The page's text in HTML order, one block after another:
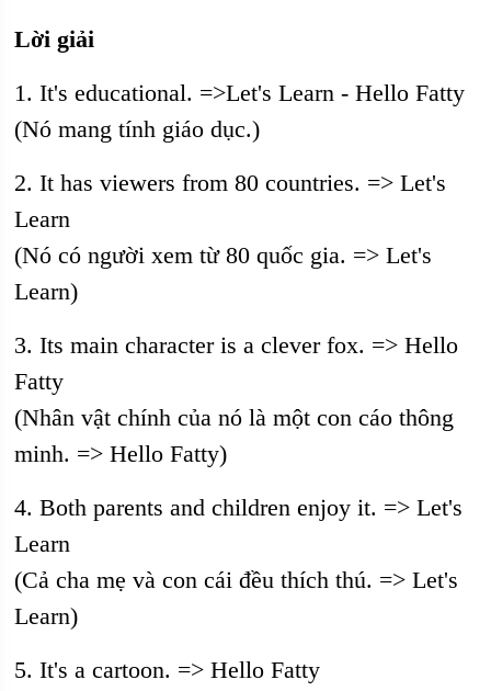
Lời giải
1. It's educational. =>Let's Learn - Hello Fatty
(Nó mang tính giáo dục.)
2. It has viewers from 80 countries. => Let's
Learn
(Nó có người xem từ 80 quốc gia. => Let's
Learn)
3. Its main character is a clever fox. => Hello
Fatty
(Nhân vật chính của nó là một con cáo thông
minh. => Hello Fatty)
4. Both parents and children enjoy it. => Let's
Learn
(Cả cha mẹ và con cái đều thích thú. => Let's
Learn)
5. It's a cartoon. => Hello Fatty